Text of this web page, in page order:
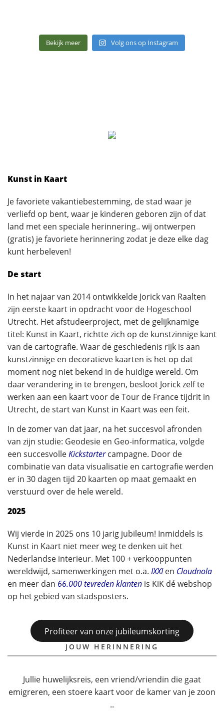
Bekijk meer Volg ons op Instagram
Kunst in Kaart
Je favoriete vakantiebestemming, de stad waar je
verliefd op bent, waar je kinderen geboren zijn of dat
land met een speciale herinnering.. wij ontwerpen
(gratis) je favoriete herinnering zodat je deze elke dag
kunt herbeleven!
De start
In het najaar van 2014 ontwikkelde Jorick van Raalten
zijn eerste kaart in opdracht voor de Hogeschool
Utrecht. Het afstudeerproject, met de gelijknamige
titel: Kunst in Kaart, richtte zich op de kunstzinnige kant
van de cartografie. Waar de geschiedenis rijk is aan
kunstzinnige en decoratieve kaarten is het op dat
moment nog niet bekend in de huidige wereld. Om
daar verandering in te brengen, besloot Jorick zelf te
werken aan een kaart voor de Tour de France tijdrit in
Utrecht, de start van Kunst in Kaart was een feit.
In de zomer van dat jaar, na het succesvol afronden
van zijn studie: Geodesie en Geo-informatica, volgde
een succesvolleKickstartercampagne. Door de
combinatie van data visualisatie en cartografie werden
er in 30 dagen tijd 20 kaarten op maat gemaakt en
verstuurd over de hele wereld.
2025
Wij vierde in 2025 ons 10 jarig jubileum! Inmiddels is
Kunst in Kaart niet meer weg te denken uit het
Nederlandse interieur. Met 100 + verkooppunten
wereldwijd, samenwerkingen met o.a. IXXIen Cloudnola
en meer dan 66.000 tevreden klanten is KiK dé webshop
op het gebied van stadsposters.
Profiteer van onze jubileumskorting
JOUW HERINNERING
Jullie huwelijksreis, een vriend/vriendin die gaat
emigreren, een stoere kaart voor de kamer van je zoon
..